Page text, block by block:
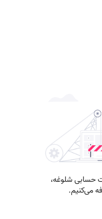
حسابی شلوغه،
می‌کنیم.